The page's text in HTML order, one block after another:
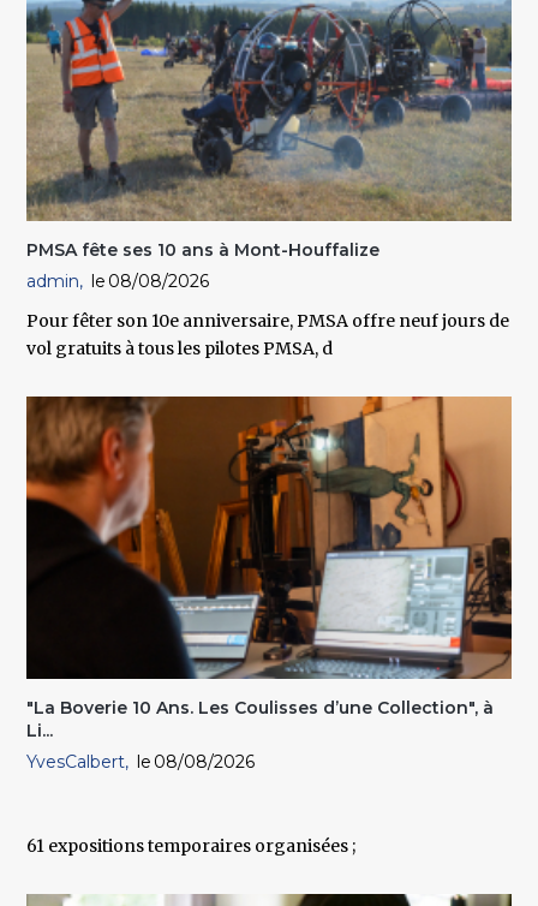
PMSA fête ses 10 ans à Mont-Houffalize
admin
08/08/2026
Pour fêter son 10e anniversaire, PMSA offre neuf jours de
vol gratuits à tous les pilotes PMSA, d
"La Boverie 10 Ans. Les Coulisses d’une Collection", à
Li...
YvesCalbert
08/08/2026
61 expositions temporaires organisées ;